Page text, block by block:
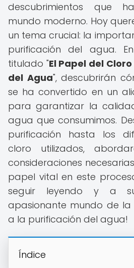
descubrimientos que
mundo moderno. Hoy
un tema crucial: la
purificación del agua.
titulado "El Papel del
del Agua", descubrirán
se ha convertido en un
para garantizar la
agua que consumimos.
purificación hasta los
cloro utilizados,
consideraciones
papel vital en este
seguir leyendo y a
apasionante mundo de
a la purificación del agua!
Índice